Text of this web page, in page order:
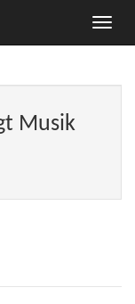
Toggle
Musik